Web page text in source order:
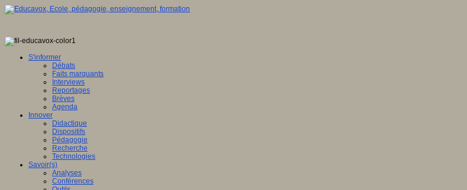
S'informer
Débats
Faits marquants
Interviews
Reportages
Brèves
Agenda
Innover
Didactique
Dispositifs
Pédagogie
Recherche
Technologies
Savoir(s)
Analyses
Conférences